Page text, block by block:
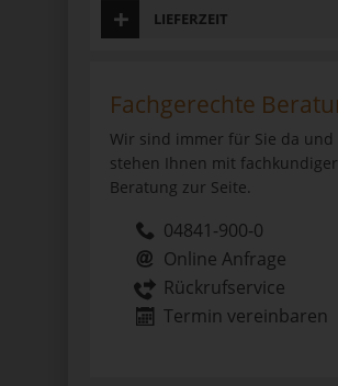
LIEFERZEIT
Fachgerechte
Wir sind immer für Sie da und
stehen Ihnen mit fachkundiger
Beratung zur Seite.
04841-900-0
Online Anfrage
Rückrufservice
Termin vereinbaren